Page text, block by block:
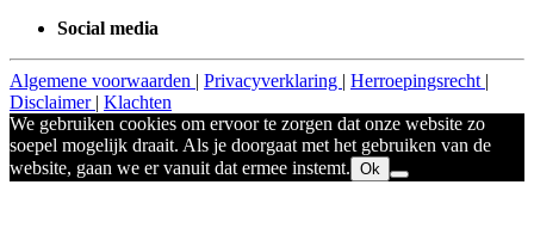
Social media
Algemene voorwaarden | Privacyverklaring | Herroepingsrecht |
Disclaimer | Klachten
We gebruiken cookies om ervoor te zorgen dat onze website zo
soepel mogelijk draait. Als je doorgaat met het gebruiken van de
website, gaan we er vanuit dat ermee instemt. Ok